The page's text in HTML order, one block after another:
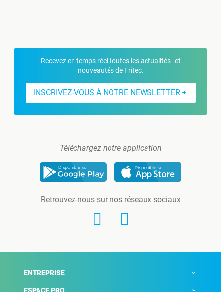
Recevez en temps réel toutes les actualités et
nouveautés de Fritec.
INSCRIVEZ-VOUS À NOTRE NEWSLETTER
Téléchargez notre application
Retrouvez-nous sur nos réseaux sociaux
ENTREPRISE
ESPACE PRO